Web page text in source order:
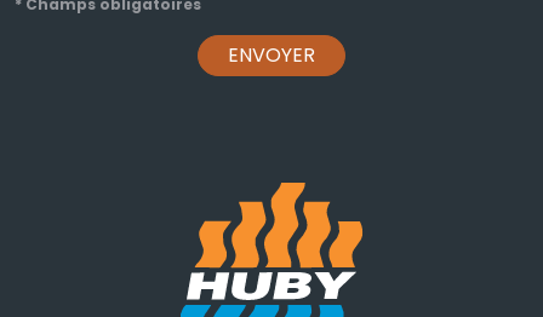
* Champs obligatoires
ENVOYER